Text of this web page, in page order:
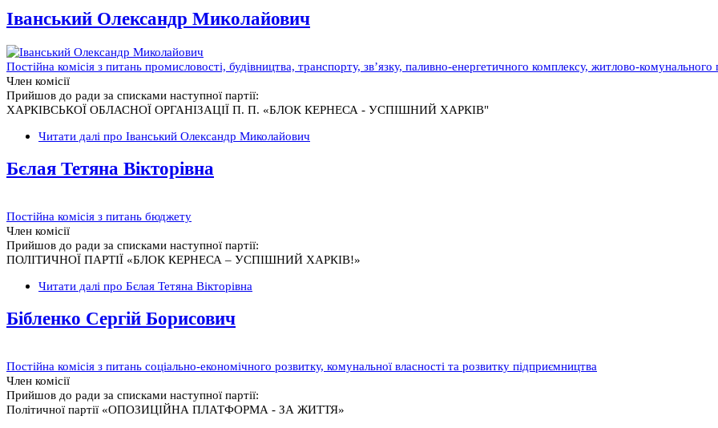
Іванський Олександр Миколайович
Постійна комісія з питань промисловості, будівництва, транспорту, зв’язку, паливно-енергетичного комплексу, житлово-комунального
Член комісії
Прийшов до ради за списками наступної партії:
ХАРКІВСЬКОЇ ОБЛАСНОЇ ОРГАНІЗАЦІЇ П. П. «БЛОК КЕРНЕСА - УСПІШНИЙ ХАРКІВ"
Читати далі про Іванський Олександр Миколайович
Бєлая Тетяна Вікторівна
Постійна комісія з питань бюджету
Член комісії
Прийшов до ради за списками наступної партії:
ПОЛІТИЧНОЇ ПАРТІЇ «БЛОК КЕРНЕСА – УСПІШНИЙ ХАРКІВ!»
Читати далі про Бєлая Тетяна Вікторівна
Бібленко Сергій Борисович
Постійна комісія з питань соціально-економічного розвитку, комунальної власності та розвитку підприємництва
Член комісії
Прийшов до ради за списками наступної партії:
Політичної партії «ОПОЗИЦІЙНА ПЛАТФОРМА - ЗА ЖИТТЯ»